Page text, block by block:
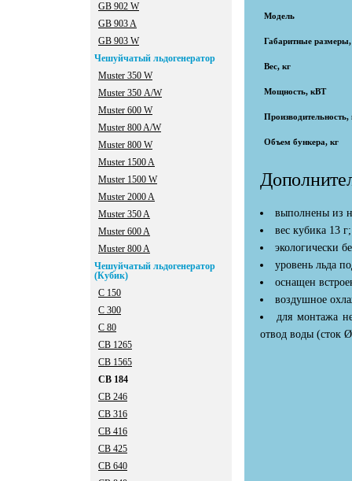
GB 902 W
GB 903 A
GB 903 W
Чешуйчатый льдогенератор
Muster 350 W
Muster 350 А/W
Muster 600 W
Muster 800 A/W
Muster 800 W
Мuster 1500 A
Мuster 1500 W
Мuster 2000 A
Мuster 350 A
Мuster 600 A
Мuster 800 A
Чешуйчатый льдогенератор
(Кубик)
C 150
C 300
C 80
CB 1265
CB 1565
CB 184
CB 246
CB 316
CB 416
CB 425
CB 640
Модель
Габаритные
Вес, кг
Мощность, кВТ
Производительность,
Объем бункера, кг
выполнены из
вес кубика 13 г;
экологически
уровень льда
оснащен
воздушное
для монтажа
отвод воды (сток